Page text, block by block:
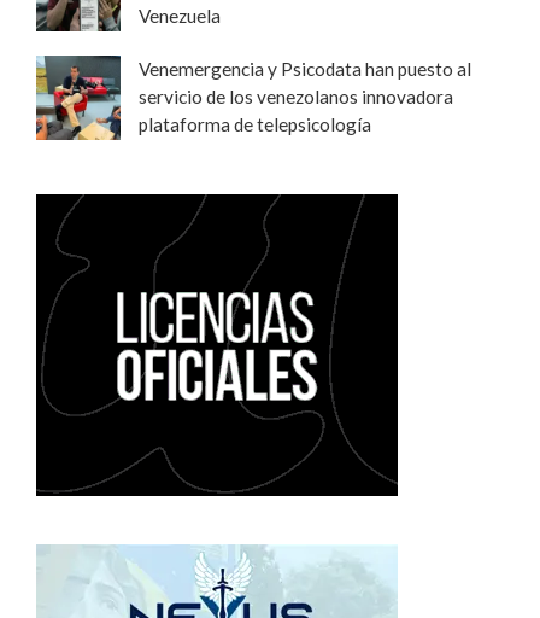
Venezuela
Venemergencia y Psicodata han puesto al
servicio de los venezolanos innovadora
plataforma de telepsicología